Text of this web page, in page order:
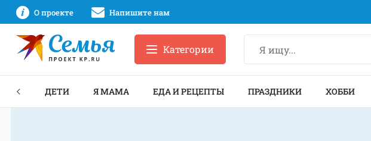
О проекте Напишите нам
Категории
ДЕТИ Я МАМА ЕДА И РЕЦЕПТЫ ПРАЗДНИКИ ХОББИ